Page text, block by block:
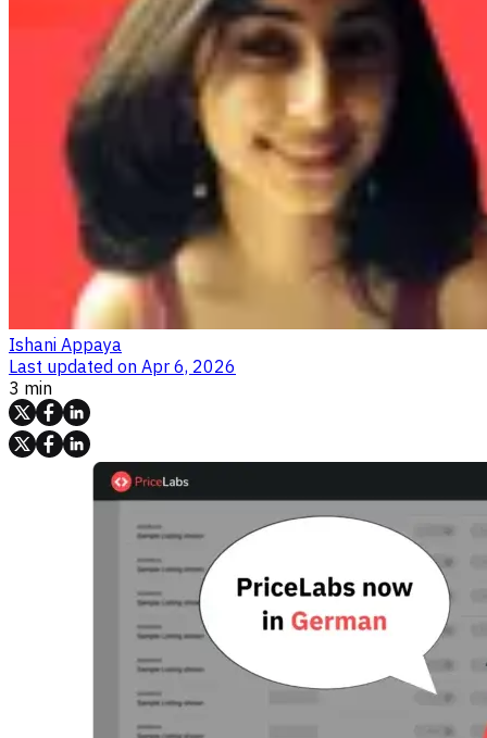
Ishani Appaya
Last updated on Apr 6, 2026
3 min